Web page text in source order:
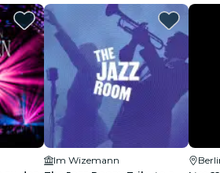
Im Wizemann